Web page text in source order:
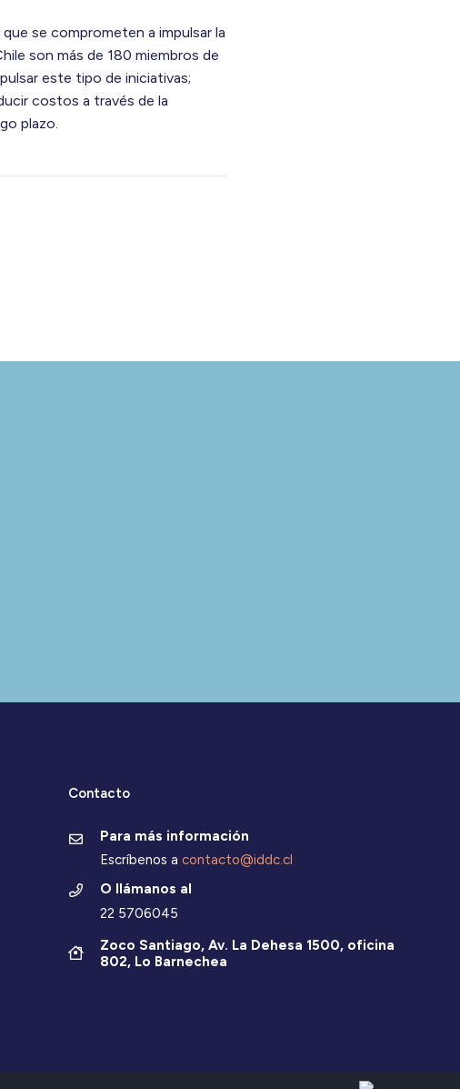
se comprometen a impulsar la
son más de 180 miembros de
este tipo de iniciativas;
costos a través de la
plazo.
Contacto
Para más información
Escríbenos a contacto@iddc.cl
O llámanos al
22 5706045
Zoco Santiago, Av. La Dehesa 1500, oficina
802, Lo Barnechea